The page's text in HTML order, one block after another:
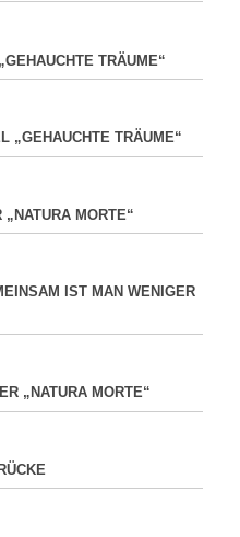
TRÄUME“
„GEHAUCHTE TRÄUME“
MORTE“
IST MAN WENIGER
„NATURA MORTE“